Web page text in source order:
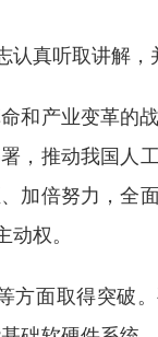
真听取讲解，
和产业变革的
，推动我国人
加倍努力，全
权。
面取得突破